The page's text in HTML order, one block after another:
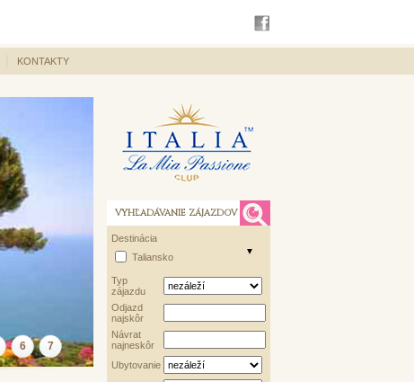
KONTAKTY
6 7
VYHĽADÁVANIE ZÁJAZDOV
Destinácia
Taliansko
Typ
zájazdu
Odjazd
najskôr
Návrat
najneskôr
Ubytovanie